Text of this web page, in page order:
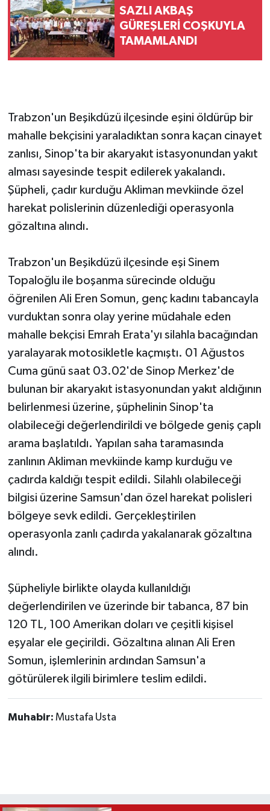
SAZLI AKBAŞ
GÜREŞLERİ COŞKUYLA
TAMAMLANDI
Trabzon'un Beşikdüzü ilçesinde eşini öldürüp bir
mahalle bekçisini yaraladıktan sonra kaçan cinayet
zanlısı, Sinop'ta bir akaryakıt istasyonundan yakıt
alması sayesinde tespit edilerek yakalandı.
Şüpheli, çadır kurduğu Akliman mevkiinde özel
harekat polislerinin düzenlediği operasyonla
gözaltına alındı.
Trabzon'un Beşikdüzü ilçesinde eşi Sinem
Topaloğlu ile boşanma sürecinde olduğu
öğrenilen Ali Eren Somun, genç kadını tabancayla
vurduktan sonra olay yerine müdahale eden
mahalle bekçisi Emrah Erata'yı silahla bacağından
yaralayarak motosikletle kaçmıştı. 01 Ağustos
Cuma günü saat 03.02'de Sinop Merkez'de
bulunan bir akaryakıt istasyonundan yakıt aldığının
belirlenmesi üzerine, şüphelinin Sinop'ta
olabileceği değerlendirildi ve bölgede geniş çaplı
arama başlatıldı. Yapılan saha taramasında
zanlının Akliman mevkiinde kamp kurduğu ve
çadırda kaldığı tespit edildi. Silahlı olabileceği
bilgisi üzerine Samsun'dan özel harekat polisleri
bölgeye sevk edildi. Gerçekleştirilen
operasyonla zanlı çadırda yakalanarak gözaltına
alındı.
Şüpheliyle birlikte olayda kullanıldığı
değerlendirilen ve üzerinde bir tabanca, 87 bin
120 TL, 100 Amerikan doları ve çeşitli kişisel
eşyalar ele geçirildi. Gözaltına alınan Ali Eren
Somun, işlemlerinin ardından Samsun'a
götürülerek ilgili birimlere teslim edildi.
Muhabir: Mustafa Usta